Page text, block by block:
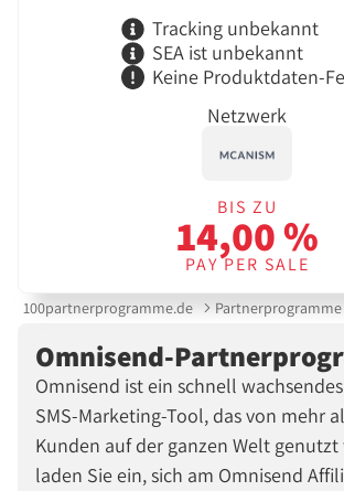
Tracking unbekannt
SEA ist unbekannt
Keine Produktdaten-
Netzwerk
BIS ZU
14,00 %
PAY PER SALE
100partnerprogramme.de
Omnisend-
Omnisend ist ein schnell
SMS-Marketing-Tool, das von mehr
Kunden auf der ganzen Welt genutzt
laden Sie ein, sich am Omnisend